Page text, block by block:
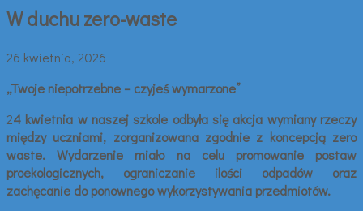
W duchu zero-waste
26 kwietnia, 2026
„Twoje niepotrzebne – czyjeś wymarzone”
24 kwietnia w naszej szkole odbyła się akcja wymiany rzeczy
między uczniami, zorganizowana zgodnie z koncepcją zero
waste. Wydarzenie miało na celu promowanie postaw
proekologicznych, ograniczanie ilości odpadów oraz
zachęcanie do ponownego wykorzystywania przedmiotów.